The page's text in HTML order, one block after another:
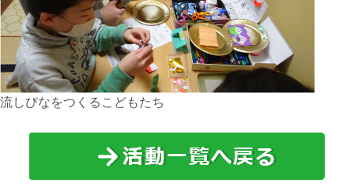
流しびなをつくるこどもたち